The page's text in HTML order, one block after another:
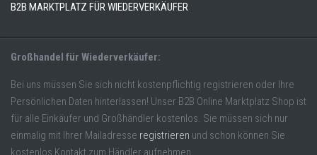
B2B MARKTPLATZ FÜR WIEDERVERKÄUFER
Großhandel für Wiederverkäufer:
Bei uns müssen Sie sich nicht kostenpflichtig registrieren oder Ihre
Persönlichen Daten hinterlassen! Unser B2B Online Marktplatz Shop ist
für alle Einkäufer und Großhändler kostenlos. Sie müssen sich nur
einmalig mit Ihrer Mailadresse registrieren und schon können Sie
kostenlos Kontakt zum Händler aufnehmen.